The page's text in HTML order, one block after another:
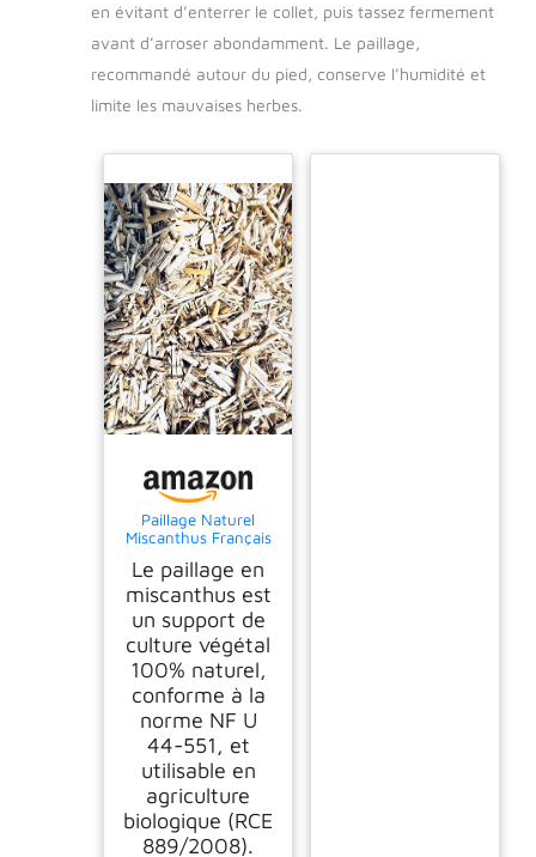
en évitant d’enterrer le collet, puis tassez fermement
avant d’arroser abondamment. Le paillage,
recommandé autour du pied, conserve l’humidité et
limite les mauvaises herbes.
Paillage Naturel
Miscanthus Français
Support de Culture
NF U 44-551 – 100%
Végétal, Limite les
Mauvaises Herbes,
Retient l’Humidité,
Biodégradable et
Compostable
Le paillage en
miscanthus est
un support de
culture végétal
100% naturel,
conforme à la
norme NF U
44-551, et
utilisable en
agriculture
biologique (RCE
889/2008).